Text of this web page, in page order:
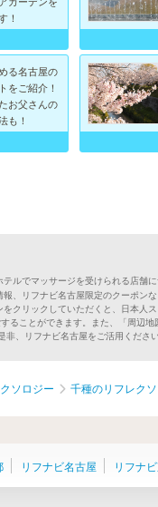
！
る名古屋の
をご紹介！
お父さんの
も！
ルでマッサージを受けられる店舗
、リフナビ名古屋限定のクーポンな
クリックしていただくと、日本
ことができます。また、「周辺
、リフナビ名古屋をご活用ください
ソロジー 千種のリフレク
リフナビ名古屋 リフナ